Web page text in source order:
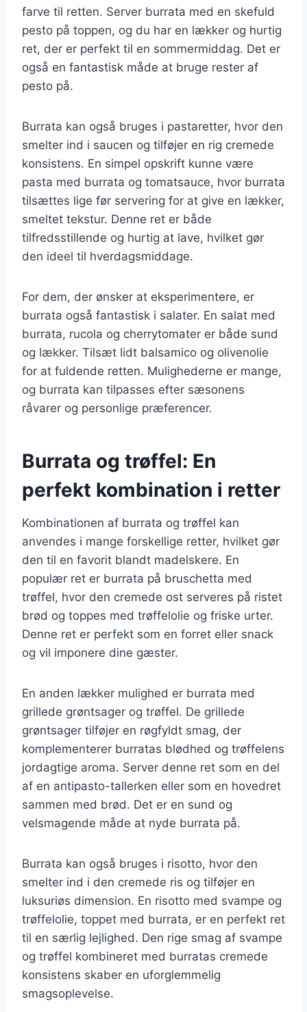
farve til retten. Server burrata med en skefuld
pesto på toppen, og du har en lækker og hurtig
ret, der er perfekt til en sommermiddag. Det er
også en fantastisk måde at bruge rester af
pesto på.
Burrata kan også bruges i pastaretter, hvor den
smelter ind i saucen og tilføjer en rig cremede
konsistens. En simpel opskrift kunne være
pasta med burrata og tomatsauce, hvor burrata
tilsættes lige før servering for at give en lækker,
smeltet tekstur. Denne ret er både
tilfredsstillende og hurtig at lave, hvilket gør
den ideel til hverdagsmiddage.
For dem, der ønsker at eksperimentere, er
burrata også fantastisk i salater. En salat med
burrata, rucola og cherrytomater er både sund
og lækker. Tilsæt lidt balsamico og olivenolie
for at fuldende retten. Mulighederne er mange,
og burrata kan tilpasses efter sæsonens
råvarer og personlige præferencer.
Burrata og trøffel: En
perfekt kombination i retter
Kombinationen af burrata og trøffel kan
anvendes i mange forskellige retter, hvilket gør
den til en favorit blandt madelskere. En
populær ret er burrata på bruschetta med
trøffel, hvor den cremede ost serveres på ristet
brød og toppes med trøffelolie og friske urter.
Denne ret er perfekt som en forret eller snack
og vil imponere dine gæster.
En anden lækker mulighed er burrata med
grillede grøntsager og trøffel. De grillede
grøntsager tilføjer en røgfyldt smag, der
komplementerer burratas blødhed og trøffelens
jordagtige aroma. Server denne ret som en del
af en antipasto-tallerken eller som en hovedret
sammen med brød. Det er en sund og
velsmagende måde at nyde burrata på.
Burrata kan også bruges i risotto, hvor den
smelter ind i den cremede ris og tilføjer en
luksuriøs dimension. En risotto med svampe og
trøffelolie, toppet med burrata, er en perfekt ret
til en særlig lejlighed. Den rige smag af svampe
og trøffel kombineret med burratas cremede
konsistens skaber en uforglemmelig
smagsoplevelse.